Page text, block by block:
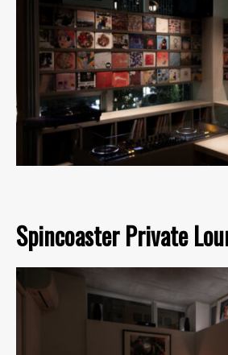
Spincoaster Private